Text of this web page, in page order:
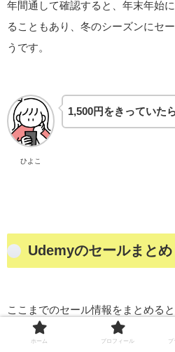
年間通して確認すると、年末年始
ることもあり、冬のシーズンにセ
うです。
ひよこ
1,500円をきっていた
Udemyのセールまとめ
ここまでのセール情報をまとめると
ホーム プロフィール プ